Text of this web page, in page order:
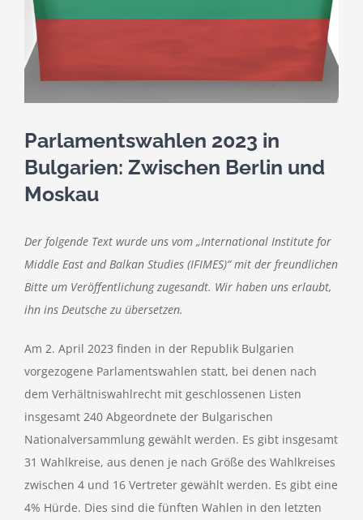
Parlamentswahlen 2023 in
Bulgarien: Zwischen Berlin und
Moskau
Der folgende Text wurde uns vom „International Institute for
Middle East and Balkan Studies (IFIMES)“ mit der freundlichen
Bitte um Veröffentlichung zugesandt. Wir haben uns erlaubt,
ihn ins Deutsche zu übersetzen.
Am 2. April 2023 finden in der Republik Bulgarien
vorgezogene Parlamentswahlen statt, bei denen nach
dem Verhältniswahlrecht mit geschlossenen Listen
insgesamt 240 Abgeordnete der Bulgarischen
Nationalversammlung gewählt werden. Es gibt insgesamt
31 Wahlkreise, aus denen je nach Größe des Wahlkreises
zwischen 4 und 16 Vertreter gewählt werden. Es gibt eine
4% Hürde. Dies sind die fünften Wahlen in den letzten